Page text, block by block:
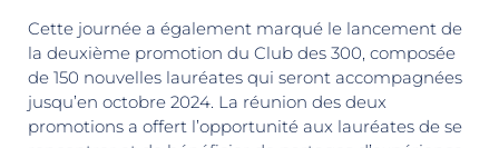
Cette journée a également marqué le lancement de
la deuxième promotion du Club des 300, composée
de 150 nouvelles lauréates qui seront accompagnées
jusqu’en octobre 2024. La réunion des deux
promotions a offert l’opportunité aux lauréates de se